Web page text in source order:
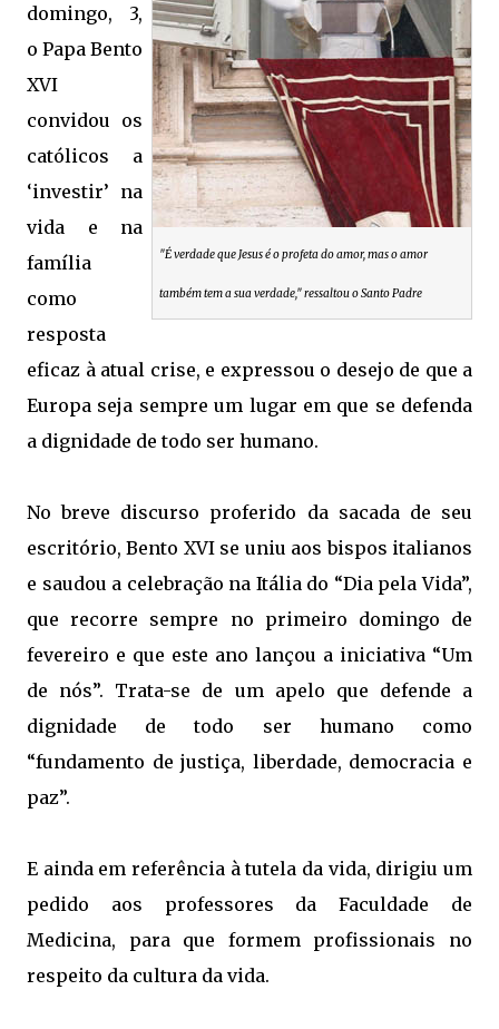
"É verdade que Jesus é o profeta do amor, mas o amor
também tem a sua verdade," ressaltou o Santo Padre
domingo, 3,
o Papa Bento
XVI
convidou os
católicos a
‘investir’ na
vida e na
família
como
resposta
eficaz à atual crise, e expressou o desejo de que a
Europa seja sempre um lugar em que se defenda
a dignidade de todo ser humano.
No breve discurso proferido da sacada de seu
escritório, Bento XVI se uniu aos bispos italianos
e saudou a celebração na Itália do “Dia pela Vida”,
que recorre sempre no primeiro domingo de
fevereiro e que este ano lançou a iniciativa “Um
de nós”. Trata-se de um apelo que defende a
dignidade de todo ser humano como
“fundamento de justiça, liberdade, democracia e
paz”.
E ainda em referência à tutela da vida, dirigiu um
pedido aos professores da Faculdade de
Medicina, para que formem profissionais no
respeito da cultura da vida.